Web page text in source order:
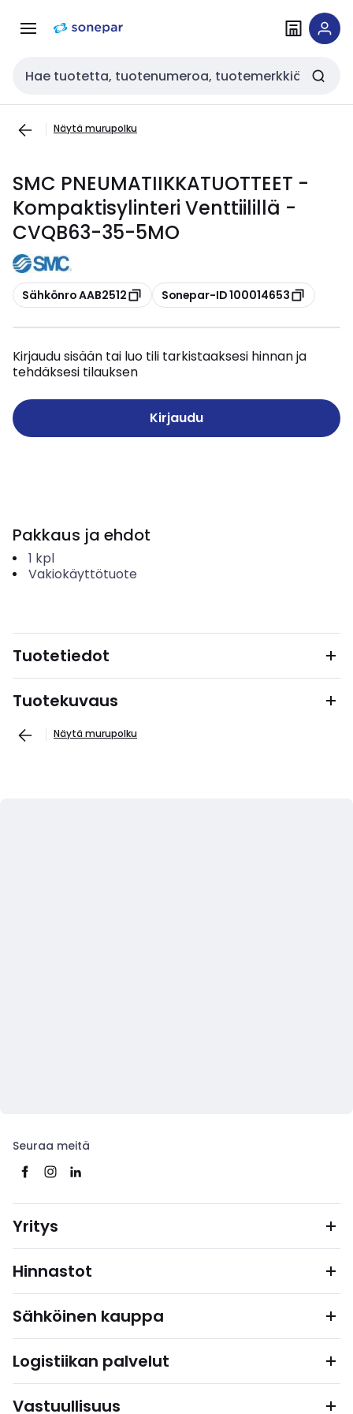
navigointiinsisältöön
Haku
Näytä murupolku
SMC PNEUMATIIKKATUOTTEET -
Kompaktisylinteri Venttiilillä -
CVQB63-35-5MO
Kopioi
Sähkönro AAB2512 Kopioi
Sonepar-ID 100014653
Kirjaudu sisään tai luo tili tarkistaaksesi hinnan ja
tehdäksesi tilauksen
Kirjaudu
Pakkaus ja ehdot
1 kpl
Vakiokäyttötuote
Tuotetiedot
Tuotekuvaus
Näytä murupolku
Seuraa meitä
Yritys
Hinnastot
Sähköinen kauppa
Logistiikan palvelut
Vastuullisuus